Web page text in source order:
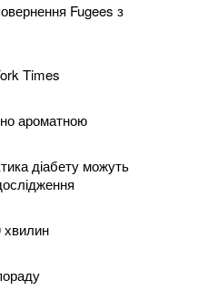
Fugees з
Times
ароматною
діабету можуть
хвилин